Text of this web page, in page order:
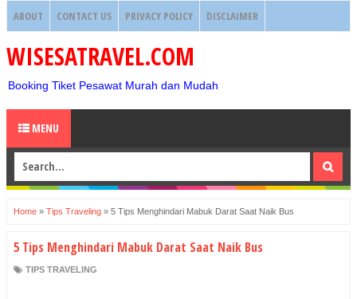
ABOUT CONTACT US PRIVACY POLICY DISCLAIMER
WISESATRAVEL.COM
Booking Tiket Pesawat Murah dan Mudah
MENU
Home » Tips Traveling » 5 Tips Menghindari Mabuk Darat Saat Naik Bus
5 Tips Menghindari Mabuk Darat Saat Naik Bus
TIPS TRAVELING